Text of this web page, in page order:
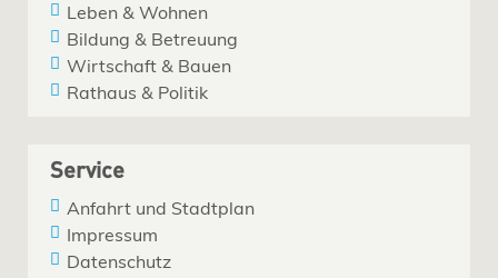
Leben & Wohnen
Bildung & Betreuung
Wirtschaft & Bauen
Rathaus & Politik
Service
Anfahrt und Stadtplan
Impressum
Datenschutz